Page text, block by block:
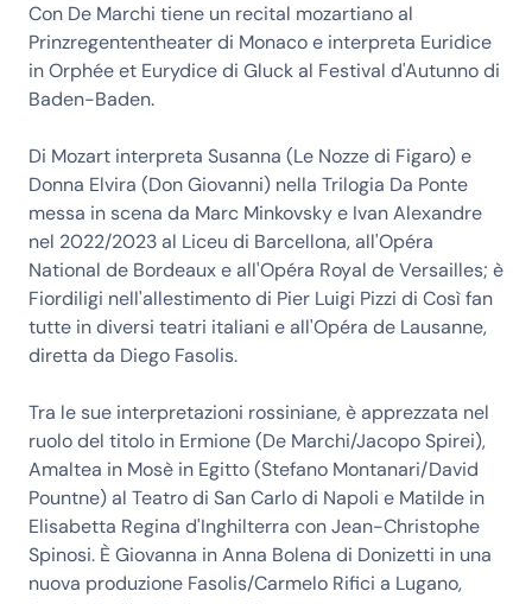
Con De Marchi tiene un recital mozartiano al
Prinzregententheater di Monaco e interpreta Euridice
in Orphée et Eurydice di Gluck al Festival d'Autunno di
Baden-Baden.
Di Mozart interpreta Susanna (Le Nozze di Figaro) e
Donna Elvira (Don Giovanni) nella Trilogia Da Ponte
messa in scena da Marc Minkovsky e Ivan Alexandre
nel 2022/2023 al Liceu di Barcellona, all'Opéra
National de Bordeaux e all'Opéra Royal de Versailles; è
Fiordiligi nell'allestimento di Pier Luigi Pizzi di Così fan
tutte in diversi teatri italiani e all'Opéra de Lausanne,
diretta da Diego Fasolis.
Tra le sue interpretazioni rossiniane, è apprezzata nel
ruolo del titolo in Ermione (De Marchi/Jacopo Spirei),
Amaltea in Mosè in Egitto (Stefano Montanari/David
Pountne) al Teatro di San Carlo di Napoli e Matilde in
Elisabetta Regina d'Inghilterra con Jean-Christophe
Spinosi. È Giovanna in Anna Bolena di Donizetti in una
nuova produzione Fasolis/Carmelo Rifici a Lugano,